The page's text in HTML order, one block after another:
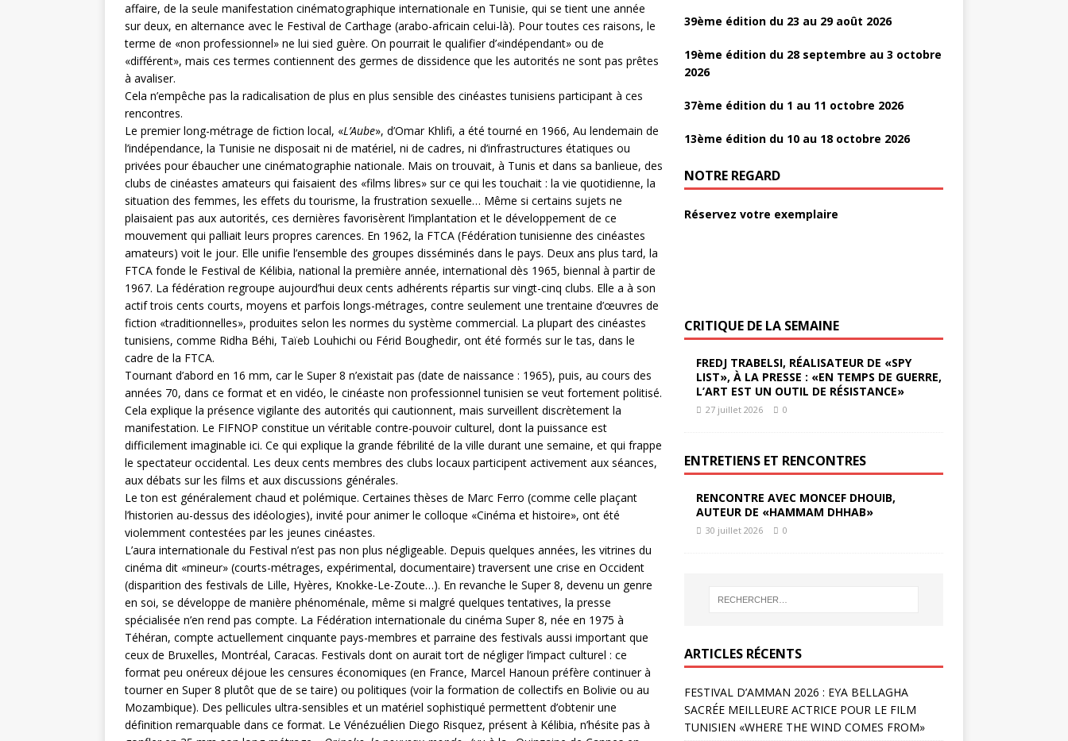
affaire, de la seule manifestation cinématographique internationale en Tunisie, qui se tient une année
sur deux, en alternance avec le Festival de Carthage (arabo-africain celui-là). Pour toutes ces raisons, le
terme de «non professionnel» ne lui sied guère. On pourrait le qualifier d’«indépendant» ou de
«différent», mais ces termes contiennent des germes de dissidence que les autorités ne sont pas prêtes
à avaliser.
Cela n’empêche pas la radicalisation de plus en plus sensible des cinéastes tunisiens participant à ces
rencontres.
Le premier long-métrage de fiction local, «L’Aube», d’Omar Khlifi, a été tourné en 1966, Au lendemain de
l’indépendance, la Tunisie ne disposait ni de matériel, ni de cadres, ni d’infrastructures étatiques ou
privées pour ébaucher une cinématographie nationale. Mais on trouvait, à Tunis et dans sa banlieue, des
clubs de cinéastes amateurs qui faisaient des «films libres» sur ce qui les touchait : la vie quotidienne, la
situation des femmes, les effets du tourisme, la frustration sexuelle… Même si certains sujets ne
plaisaient pas aux autorités, ces dernières favorisèrent l’implantation et le développement de ce
mouvement qui palliait leurs propres carences. En 1962, la FTCA (Fédération tunisienne des cinéastes
amateurs) voit le jour. Elle unifie l’ensemble des groupes disséminés dans le pays. Deux ans plus tard, la
FTCA fonde le Festival de Kélibia, national la première année, international dès 1965, biennal à partir de
1967. La fédération regroupe aujourd’hui deux cents adhérents répartis sur vingt-cinq clubs. Elle a à son
actif trois cents courts, moyens et parfois longs-métrages, contre seulement une trentaine d’œuvres de
fiction «traditionnelles», produites selon les normes du système commercial. La plupart des cinéastes
tunisiens, comme Ridha Béhi, Taïeb Louhichi ou Férid Boughedir, ont été formés sur le tas, dans le
cadre de la FTCA.
Tournant d’abord en 16 mm, car le Super 8 n’existait pas (date de naissance : 1965), puis, au cours des
années 70, dans ce format et en vidéo, le cinéaste non professionnel tunisien se veut fortement politisé.
Cela explique la présence vigilante des autorités qui cautionnent, mais surveillent discrètement la
manifestation. Le FIFNOP constitue un véritable contre-pouvoir culturel, dont la puissance est
difficilement imaginable ici. Ce qui explique la grande fébrilité de la ville durant une semaine, et qui frappe
le spectateur occidental. Les deux cents membres des clubs locaux participent activement aux séances,
aux débats sur les films et aux discussions générales.
Le ton est généralement chaud et polémique. Certaines thèses de Marc Ferro (comme celle plaçant
l’historien au-dessus des idéologies), invité pour animer le colloque «Cinéma et histoire», ont été
violemment contestées par les jeunes cinéastes.
L’aura internationale du Festival n’est pas non plus négligeable. Depuis quelques années, les vitrines du
cinéma dit «mineur» (courts-métrages, expérimental, documentaire) traversent une crise en Occident
(disparition des festivals de Lille, Hyères, Knokke-Le-Zoute…). En revanche le Super 8, devenu un genre
en soi, se développe de manière phénoménale, même si malgré quelques tentatives, la presse
spécialisée n’en rend pas compte. La Fédération internationale du cinéma Super 8, née en 1975 à
Téhéran, compte actuellement cinquante pays-membres et parraine des festivals aussi important que
ceux de Bruxelles, Montréal, Caracas. Festivals dont on aurait tort de négliger l’impact culturel : ce
format peu onéreux déjoue les censures économiques (en France, Marcel Hanoun préfère continuer à
tourner en Super 8 plutôt que de se taire) ou politiques (voir la formation de collectifs en Bolivie ou au
Mozambique). Des pellicules ultra-sensibles et un matériel sophistiqué permettent d’obtenir une
définition remarquable dans ce format. Le Vénézuélien Diego Risquez, présent à Kélibia, n’hésite pas à
39ème édition du 23 au 29 août 2026
19ème édition du 28 septembre au 3 octobre
2026
37ème édition du 1 au 11 octobre 2026
13ème édition du 10 au 18 octobre 2026
NOTRE REGARD
Réservez votre exemplaire
CRITIQUE DE LA SEMAINE
FREDJ TRABELSI, RÉALISATEUR DE «SPY
LIST», À LA PRESSE : «EN TEMPS DE GUERRE,
L’ART EST UN OUTIL DE RÉSISTANCE»
27 juillet 2026 0
ENTRETIENS ET RENCONTRES
RENCONTRE AVEC MONCEF DHOUIB,
AUTEUR DE «HAMMAM DHHAB»
30 juillet 2026 0
ARTICLES RÉCENTS
FESTIVAL D’AMMAN 2026 : EYA BELLAGHA
SACRÉE MEILLEURE ACTRICE POUR LE FILM
TUNISIEN «WHERE THE WIND COMES FROM»